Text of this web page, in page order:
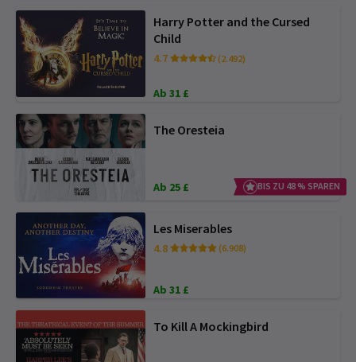
Harry Potter and the Cursed
Child
4.7 (2.492)
Ab 31 £
The Oresteia
Ab 25 £ BIS ZU 48 % SPAREN
Les Miserables
4.8 (6.908)
Ab 31 £
To Kill A Mockingbird